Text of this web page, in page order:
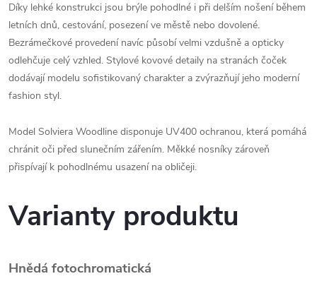
Díky lehké konstrukci jsou brýle pohodlné i při delším nošení během
letních dnů, cestování, posezení ve městě nebo dovolené.
Bezrámečkové provedení navíc působí velmi vzdušně a opticky
odlehčuje celý vzhled. Stylové kovové detaily na stranách čoček
dodávají modelu sofistikovaný charakter a zvýrazňují jeho moderní
fashion styl.
Model Solviera Woodline disponuje UV400 ochranou, která pomáhá
chránit oči před slunečním zářením. Měkké nosníky zároveň
přispívají k pohodlnému usazení na obličeji.
Varianty produktu
Hnědá fotochromatická